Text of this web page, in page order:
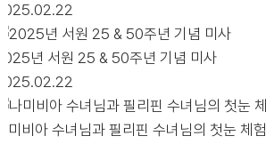
년 서원 25 & 50주년 기념 미사
미비아 수녀님과 필리핀 수녀님의 첫눈 체험